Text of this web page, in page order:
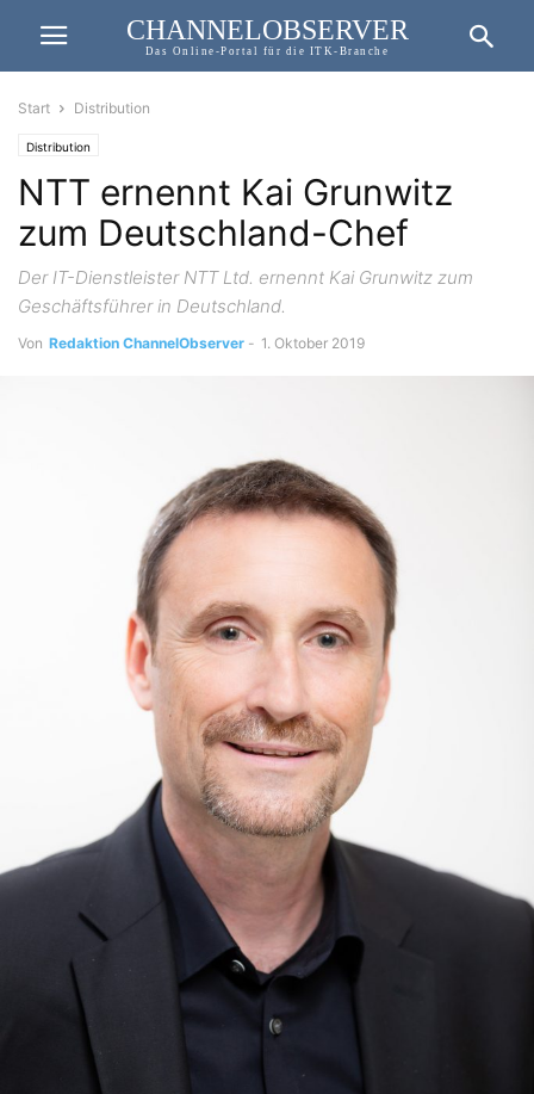
CHANNELOBSERVER
Das Online-Portal für die ITK-Branche
Start Distribution
Distribution
NTT ernennt Kai Grunwitz
zum Deutschland-Chef
Der IT-Dienstleister NTT Ltd. ernennt Kai Grunwitz zum
Geschäftsführer in Deutschland.
Von Redaktion ChannelObserver - 1. Oktober 2019